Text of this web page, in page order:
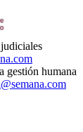
gestión humana